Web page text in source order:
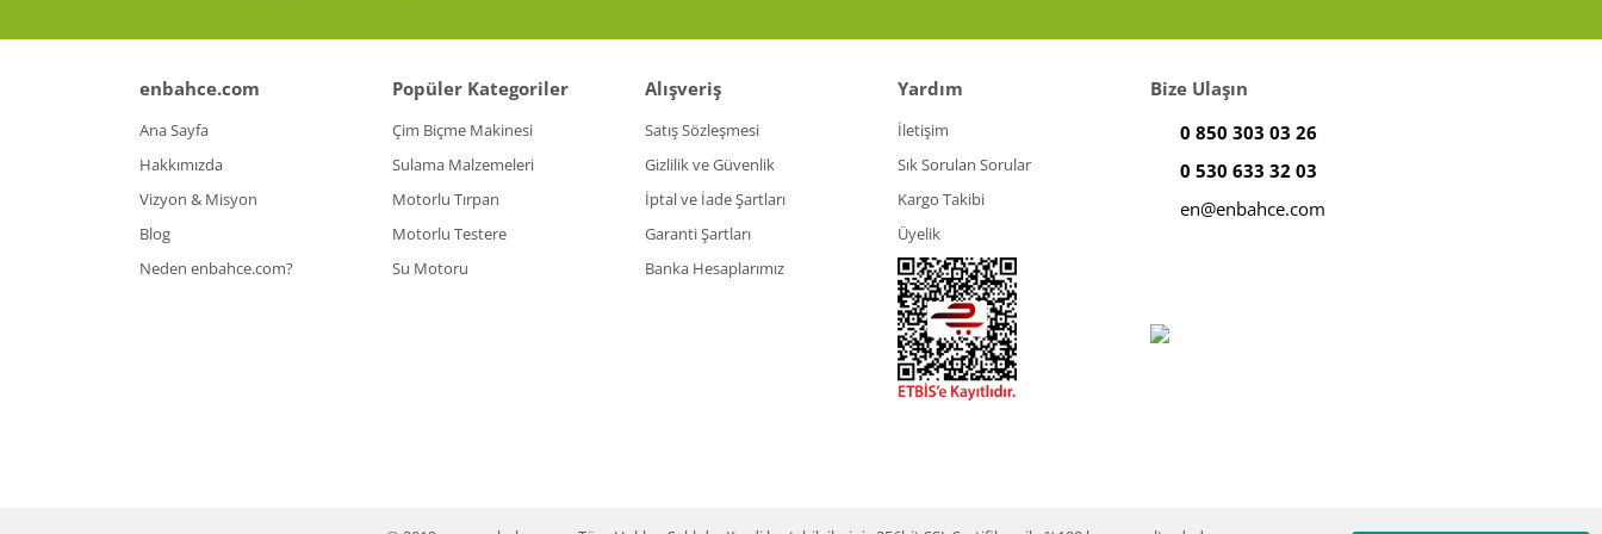
enbahce.com
Ana Sayfa
Hakkımızda
Vizyon & Misyon
Blog
Neden enbahce.com?
Popüler Kategoriler
Çim Biçme Makinesi
Sulama Malzemeleri
Motorlu Tırpan
Motorlu Testere
Su Motoru
Alışveriş
Satış Sözleşmesi
Gizlilik ve Güvenlik
İptal ve İade Şartları
Garanti Şartları
Banka Hesaplarımız
Yardım
İletişim
Sık Sorulan Sorular
Kargo Takibi
Üyelik
Bize Ulaşın
0 850 303 03 26
0 530 633 32 03
en@enbahce.com